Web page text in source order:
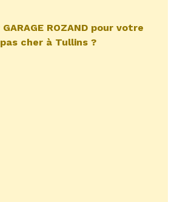
ROZAND pour votre
cher à Tullins?